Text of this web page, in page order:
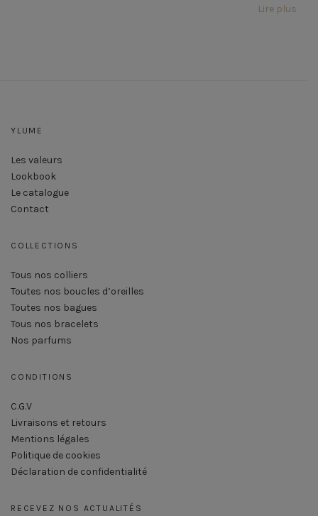
Lire plus
YLUME
Les valeurs
Lookbook
Le catalogue
Contact
COLLECTIONS
Tous nos colliers
Toutes nos boucles d’oreilles
Toutes nos bagues
Tous nos bracelets
Nos parfums
CONDITIONS
C.G.V
Livraisons et retours
Mentions légales
Politique de cookies
Déclaration de confidentialité
RECEVEZ NOS ACTUALITÉS